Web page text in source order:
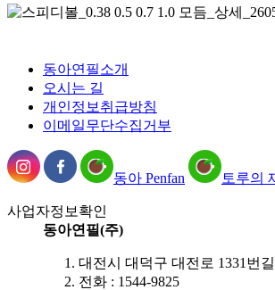
동아연필소개
오시는 길
개인정보취급방침
이메일무단수집거부
동아 Penfan 토루의
사업자정보확인
동아연필(주)
대전시 대덕구 대전로 1331번
전화 : 1544-9825